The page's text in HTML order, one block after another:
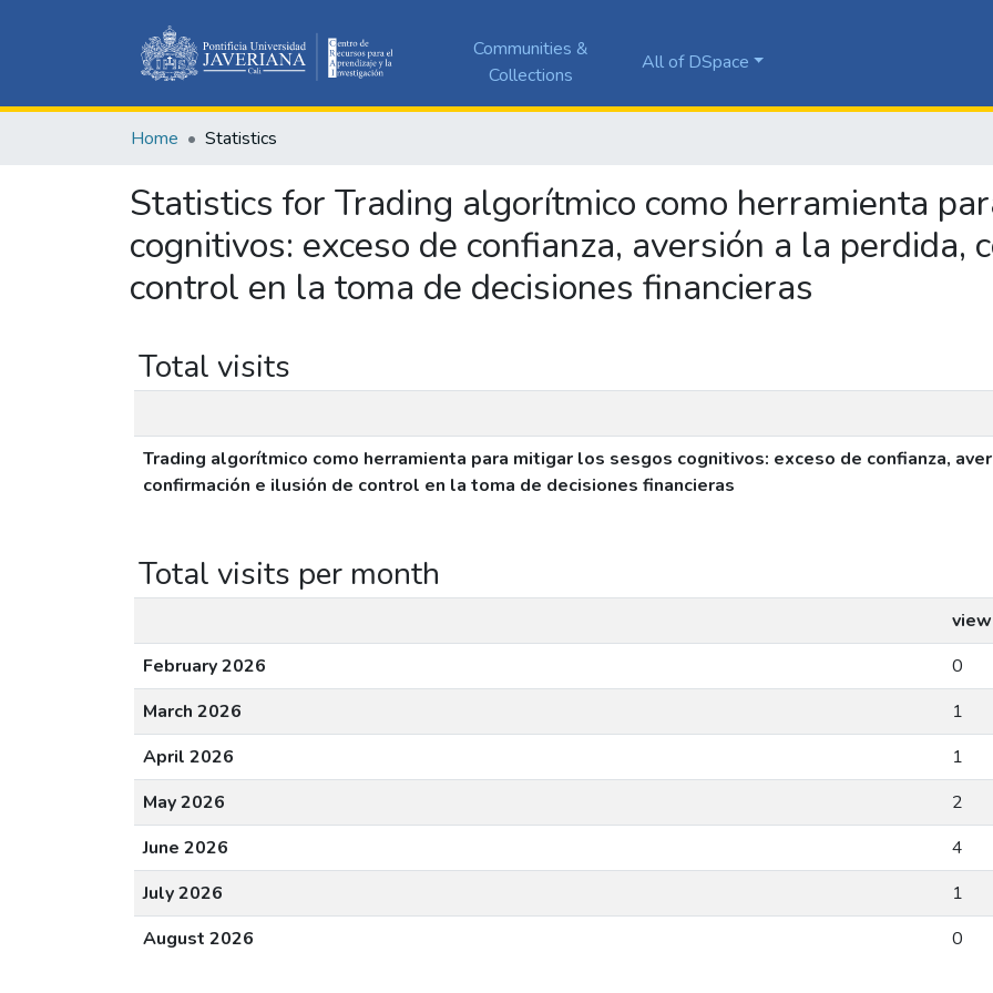
Communities &
Collections
All of DSpace
Home Statistics
Statistics for Trading algorítmico como herramienta
cognitivos: exceso de confianza, aversión a la perdida,
control en la toma de decisiones financieras
Total visits
Trading algorítmico como herramienta para mitigar los sesgos cognitivos: exceso de confianza,
confirmación e ilusión de control en la toma de decisiones financieras
Total visits per month
February 2026
0
March 2026
1
April 2026
1
May 2026
2
June 2026
4
July 2026
1
August 2026
0